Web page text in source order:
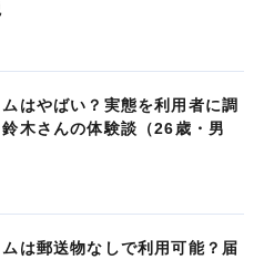
ムはやばい？実態を利用者に調
木さんの体験談（26歳・男
ムは郵送物なしで利用可能？届